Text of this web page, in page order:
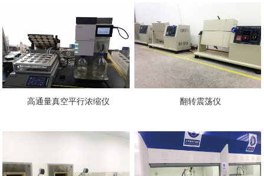
高通量真空平行浓缩仪 翻转震荡仪